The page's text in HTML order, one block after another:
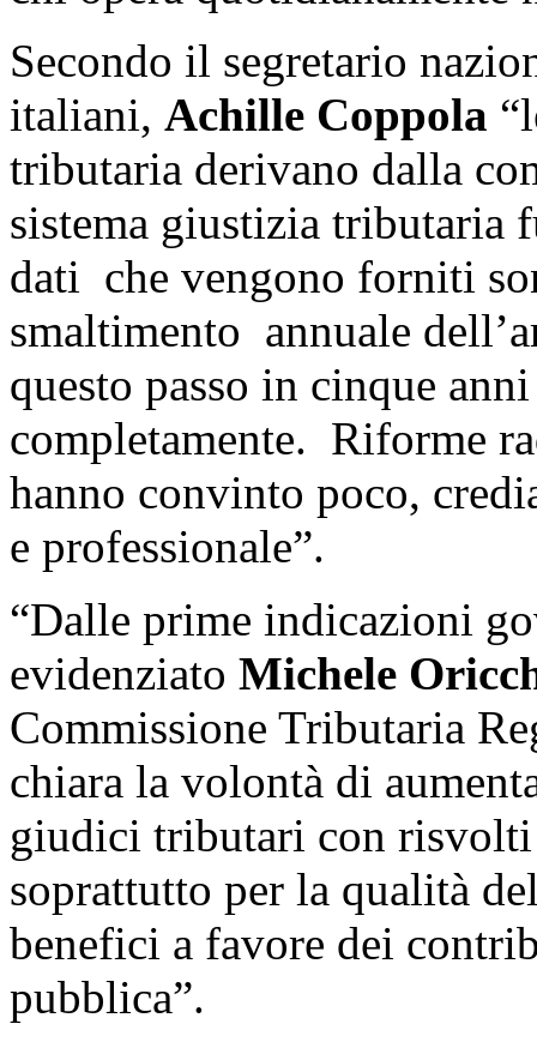
Secondo il segretario
italiani, Achille Coppola
tributaria derivano dalla
sistema giustizia tributaria
dati che vengono forniti
smaltimento annuale
questo passo in cinque
completamente. Riforme
hanno convinto poco,
e professionale”.
“Dalle prime indicazioni
evidenziato Michele
Commissione Tributaria
chiara la volontà di
giudici tributari con
soprattutto per la qualità
benefici a favore dei
pubblica”.